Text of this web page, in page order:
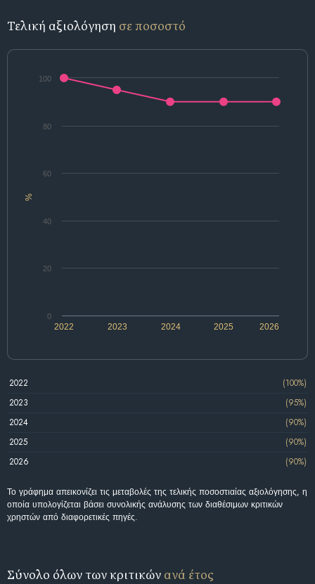
Τελική αξιολόγηση σε ποσοστό
%
2022 2024 2026
2023 2025
0
20
40
60
80
100
2022
(100%)
2023
(95%)
2024
(90%)
2025
(90%)
2026
(90%)
Το γράφημα απεικονίζει τις μεταβολές της τελικής ποσοστιαίας αξιολόγησης, η
οποία υπολογίζεται βάσει συνολικής ανάλυσης των διαθέσιμων κριτικών
χρηστών από διαφορετικές πηγές.
Σύνολο όλων των κριτικών ανά έτος